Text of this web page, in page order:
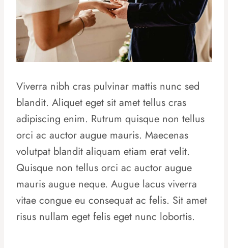
Viverra nibh cras pulvinar mattis nunc sed
blandit. Aliquet eget sit amet tellus cras
adipiscing enim. Rutrum quisque non tellus
orci ac auctor augue mauris. Maecenas
volutpat blandit aliquam etiam erat velit.
Quisque non tellus orci ac auctor augue
mauris augue neque. Augue lacus viverra
vitae congue eu consequat ac felis. Sit amet
risus nullam eget felis eget nunc lobortis.